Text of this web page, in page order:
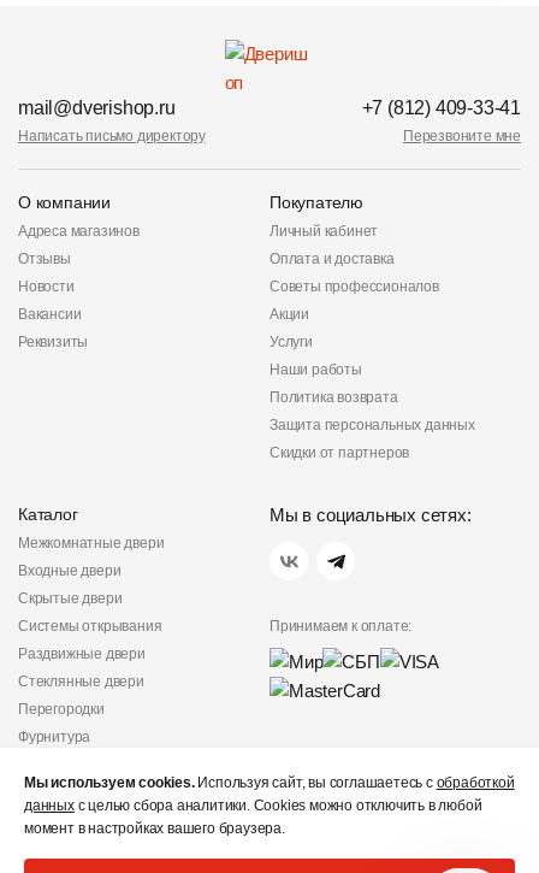
mail@dverishop.ru
Написать письмо директору
+7 (812) 409-33-41
Перезвоните мне
О компании
Адреса магазинов
Отзывы
Новости
Вакансии
Реквизиты
Покупателю
Личный кабинет
Оплата и доставка
Советы профессионалов
Акции
Услуги
Наши работы
Политика возврата
Защита персональных данных
Скидки от партнеров
Каталог
Межкомнатные двери
Входные двери
Скрытые двери
Системы открывания
Раздвижные двери
Стеклянные двери
Перегородки
Фурнитура
Мы в социальных сетях:
Принимаем к оплате:
конфиденциальности
Не является публичной
Мы используем cookies.Используя сайт, вы соглашаетесь с обработкой
данныхс целью сбора аналитики. Cookies можно отключить в любой
момент в настройках вашего браузера.